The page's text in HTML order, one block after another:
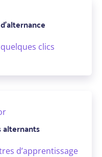
clics
alternants
d’apprentissage